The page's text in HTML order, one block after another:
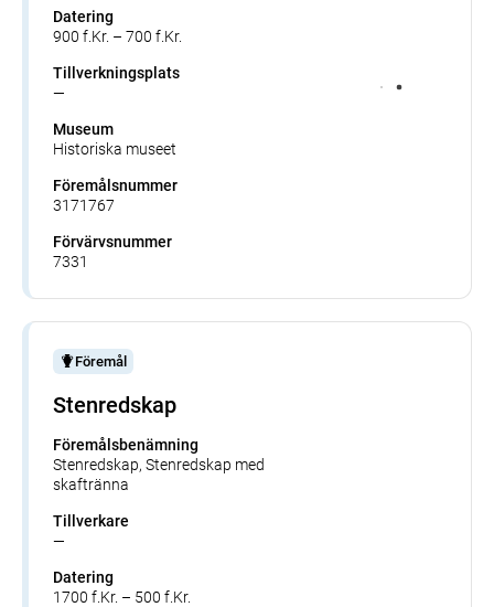
Datering
900 f.Kr. – 700 f.Kr.
Tillverkningsplats
—
Museum
Historiska museet
Föremålsnummer
3171767
Förvärvsnummer
7331
Föremål
Stenredskap
Föremålsbenämning
Stenredskap, Stenredskap med
skaftränna
Tillverkare
—
Datering
1700 f.Kr. – 500 f.Kr.